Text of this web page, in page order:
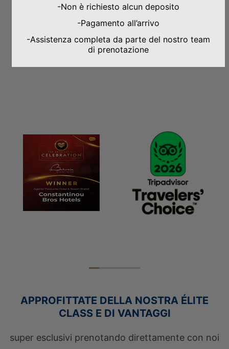
IDEALE PER
VACANZE PER SOLI ADULTI
VACANZE IN LUNA DI MIELE
WELLNESS HOLIDAYS
PREMI E CERTIFICATI
APPROFITTATE DELLA NOSTRA ÉLITE
CLASS E DI VANTAGGI
super esclusivi prenotando direttamente con noi
-Non è richiesto alcun deposito
-Pagamento all’arrivo
-Assistenza completa da parte del nostro team
di prenotazione